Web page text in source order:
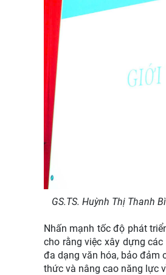
GS.TS. Huỳnh Thị Thanh
Nhấn mạnh tốc độ phát
cho rằng việc xây dựng
đa dạng văn hóa, bảo đảm
thức và nâng cao năng lực